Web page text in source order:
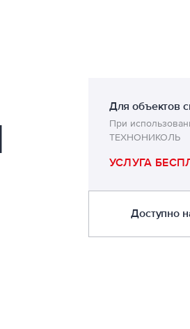
Для объектов
При
ТЕХНОНИКОЛЬ
УСЛУГА
Доступно